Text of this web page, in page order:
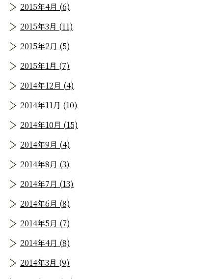
2015年4月 (6)
2015年3月 (11)
2015年2月 (5)
2015年1月 (7)
2014年12月 (4)
2014年11月 (10)
2014年10月 (15)
2014年9月 (4)
2014年8月 (3)
2014年7月 (13)
2014年6月 (8)
2014年5月 (7)
2014年4月 (8)
2014年3月 (9)